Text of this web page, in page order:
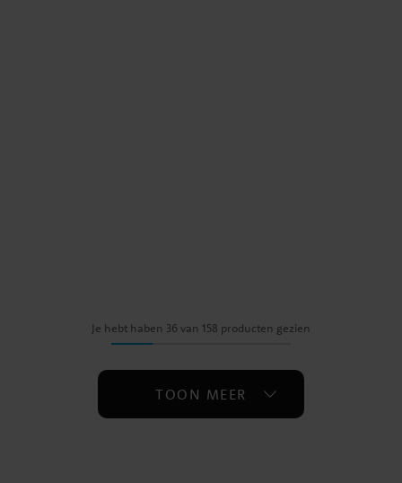
Je hebt haben 36 van 158 producten gezien
TOON MEER